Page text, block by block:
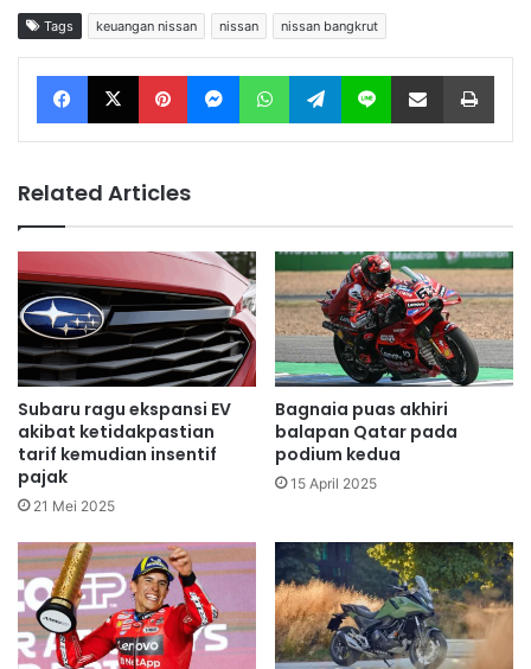
Tags keuangan nissan nissan nissan bangkrut
Facebook X Pinterest Messenger WhatsApp Telegram Line Share via Email
Related Articles
Subaru ragu ekspansi EV
akibat ketidakpastian
tarif kemudian insentif
pajak
21 Mei 2025
Bagnaia puas akhiri
balapan Qatar pada
podium kedua
15 April 2025